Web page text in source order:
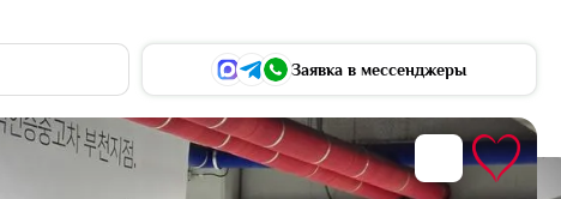
Заявка в мессенджеры